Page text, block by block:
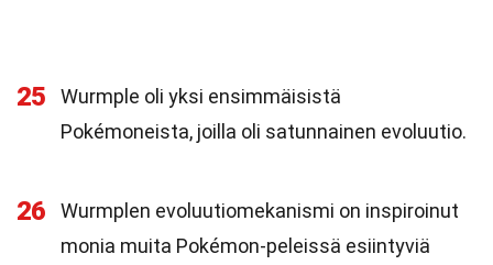
25
Wurmple oli yksi ensimmäisistä
Pokémoneista, joilla oli satunnainen evoluutio.
26
Wurmplen evoluutiomekanismi on inspiroinut
monia muita Pokémon-peleissä esiintyviä